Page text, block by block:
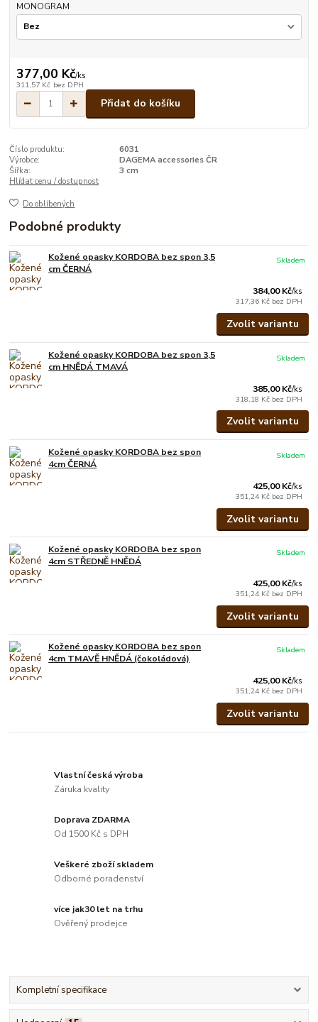
MONOGRAM
377,00 Kč/ks
311,57 Kč bez DPH
Přidat do košíku
Číslo produktu:
6031
Výrobce:
DAGEMA accessories ČR
Šířka:
3 cm
Hlídat cenu / dostupnost
Do oblíbených
Podobné produkty
Kožené opasky KORDOBA bez spon 3,5
cm ČERNÁ
384,00 Kč/ks
317,36 Kč bez DPH
Skladem
Zvolit variantu
Kožené opasky KORDOBA bez spon 3,5
cm HNĚDÁ TMAVÁ
385,00 Kč/ks
318,18 Kč bez DPH
Skladem
Zvolit variantu
Kožené opasky KORDOBA bez spon
4cm ČERNÁ
425,00 Kč/ks
351,24 Kč bez DPH
Skladem
Zvolit variantu
Kožené opasky KORDOBA bez spon
4cm STŘEDNĚ HNĚDÁ
425,00 Kč/ks
351,24 Kč bez DPH
Skladem
Zvolit variantu
Kožené opasky KORDOBA bez spon
4cm TMAVĚ HNĚDÁ (čokoládová)
425,00 Kč/ks
351,24 Kč bez DPH
Skladem
Zvolit variantu
Vlastní česká výroba
Záruka kvality
Doprava ZDARMA
Od 1500 Kč s DPH
Veškeré zboží skladem
Odborné poradenství
více jak30 let na trhu
Ověřený prodejce
Kompletní specifikace